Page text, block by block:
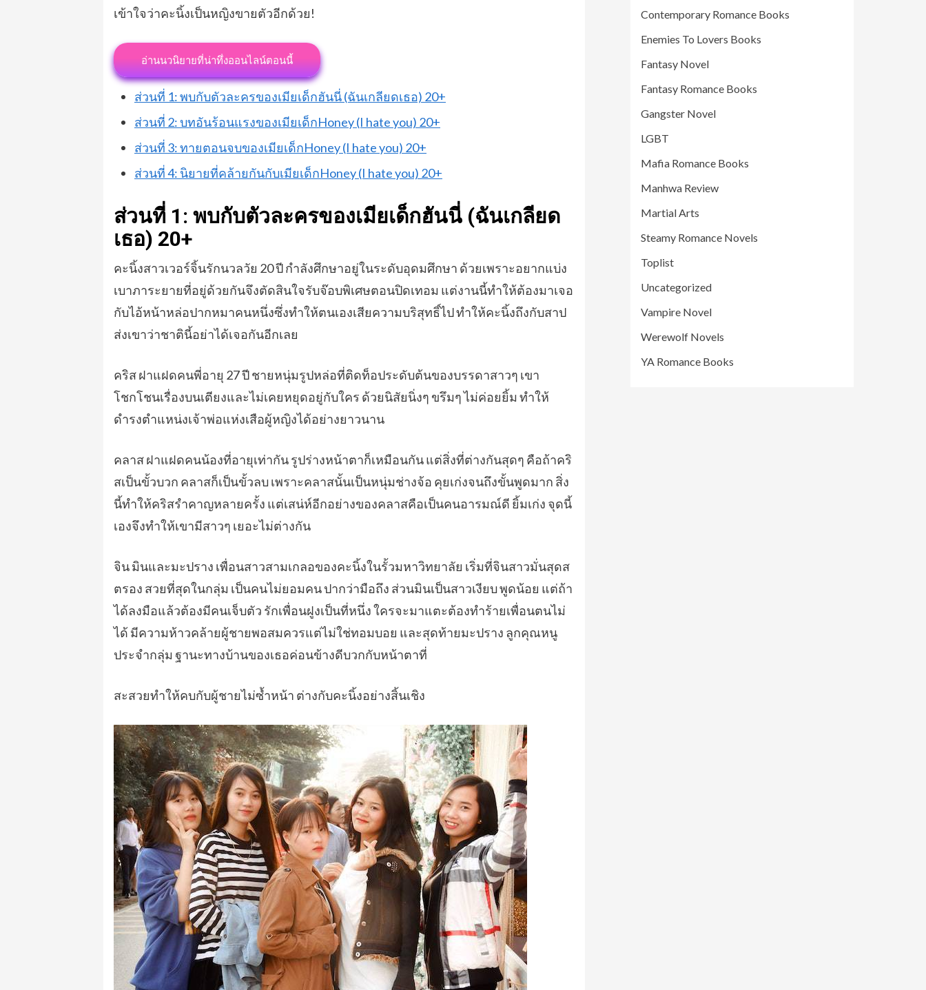
เข้าใจว่าคะนิ้งเป็นหญิงขายตัวอีกด้วย!
อ่านนวนิยายที่น่าทึ่งออนไลน์ตอนนี้
ส่วนที่ 1: พบกับตัวละครของเมียเด็กฮันนี่ (ฉันเกลียดเธอ) 20+
ส่วนที่ 2: บทอันร้อนแรงของเมียเด็กHoney (I hate you) 20+
ส่วนที่ 3: ทายตอนจบของเมียเด็กHoney (I hate you) 20+
ส่วนที่ 4: นิยายที่คล้ายกันกับเมียเด็กHoney (I hate you) 20+
ส่วนที่ 1: พบกับตัวละครของเมียเด็กฮันนี่ (ฉันเกลียด
เธอ) 20+
คะนิ้งสาวเวอร์จิ้นรักนวลวัย 20 ปี กำลังศึกษาอยู่ในระดับอุดมศึกษา ด้วยเพราะอยากแบ่ง
เบาภาระยายที่อยู่ด้วยกันจึงตัดสินใจรับจ๊อบพิเศษตอนปิดเทอม แต่งานนี้ทำให้ต้องมาเจอ
กับไอ้หน้าหล่อปากหมาคนหนึ่งซึ่งทำให้ตนเองเสียความบริสุทธิ์ไป ทำให้คะนิ้งถึงกับสาป
ส่งเขาว่าชาตินี้อย่าได้เจอกันอีกเลย
คริส ฝาแฝดคนพี่อายุ 27 ปี ชายหนุ่มรูปหล่อที่ติดท็อประดับต้นของบรรดาสาวๆ เขา
โชกโชนเรื่องบนเตียงและไม่เคยหยุดอยู่กับใคร ด้วยนิสัยนิ่งๆ ขรึมๆ ไม่ค่อยยิ้ม ทำให้
ดำรงตำแหน่งเจ้าพ่อแห่งเสือผู้หญิงได้อย่างยาวนาน
คลาส ฝาแฝดคนน้องที่อายุเท่ากัน รูปร่างหน้าตาก็เหมือนกัน แต่สิ่งที่ต่างกันสุดๆ คือถ้าคริ
สเป็นขั้วบวก คลาสก็เป็นขั้วลบ เพราะคลาสนั้นเป็นหนุ่มช่างจ้อ คุยเก่งจนถึงขั้นพูดมาก สิ่ง
นี้ทำให้คริสรำคาญหลายครั้ง แต่เสน่ห์อีกอย่างของคลาสคือเป็นคนอารมณ์ดี ยิ้มเก่ง จุดนี้
เองจึงทำให้เขามีสาวๆ เยอะไม่ต่างกัน
จิน มินและมะปราง เพื่อนสาวสามเกลอของคะนิ้งในรั้วมหาวิทยาลัย เริ่มที่จินสาวมั่นสุดส
ตรอง สวยที่สุดในกลุ่ม เป็นคนไม่ยอมคน ปากว่ามือถึง ส่วนมินเป็นสาวเงียบ พูดน้อย แต่ถ้า
ได้ลงมือแล้วต้องมีคนเจ็บตัว รักเพื่อนฝูงเป็นที่หนึ่ง ใครจะมาแตะต้องทำร้ายเพื่อนตนไม่
ได้ มีความห้าวคล้ายผู้ชายพอสมควรแต่ไม่ใช่ทอมบอย และสุดท้ายมะปราง ลูกคุณหนู
ประจำกลุ่ม ฐานะทางบ้านของเธอค่อนข้างดีบวกกับหน้าตาที่
สะสวยทำให้คบกับผู้ชายไม่ซ้ำหน้า ต่างกับคะนิ้งอย่างสิ้นเชิง
Contemporary Romance Books
Enemies To Lovers Books
Fantasy Novel
Fantasy Romance Books
Gangster Novel
LGBT
Mafia Romance Books
Manhwa Review
Martial Arts
Steamy Romance Novels
Toplist
Uncategorized
Vampire Novel
Werewolf Novels
YA Romance Books